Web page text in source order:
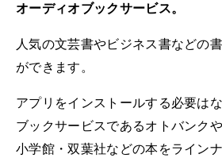
オーディオブックサービス。
人気の文芸書やビジネス書などの
ができます。
アプリをインストールする必要は
ブックサービスであるオトバンク
小学館・双葉社などの本をライン